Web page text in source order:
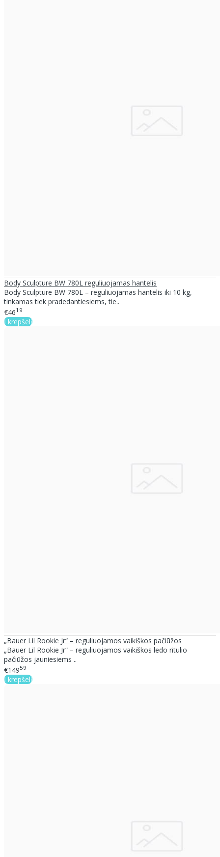
Body Sculpture BW 780L reguliuojamas hantelis
Body Sculpture BW 780L – reguliuojamas hantelis iki 10 kg,
tinkamas tiek pradedantiesiems, tie..
€4619
Į krepšelį
„Bauer Lil Rookie Jr“ – reguliuojamos vaikiškos pačiūžos
„Bauer Lil Rookie Jr“ – reguliuojamos vaikiškos ledo ritulio
pačiūžos jauniesiems ..
€14959
Į krepšelį